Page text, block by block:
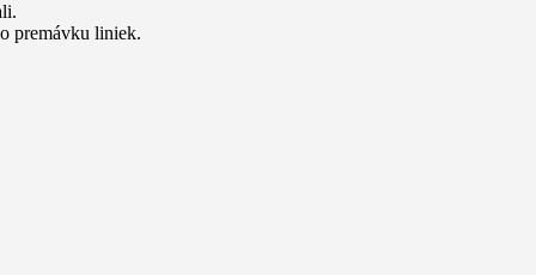
premávku liniek.